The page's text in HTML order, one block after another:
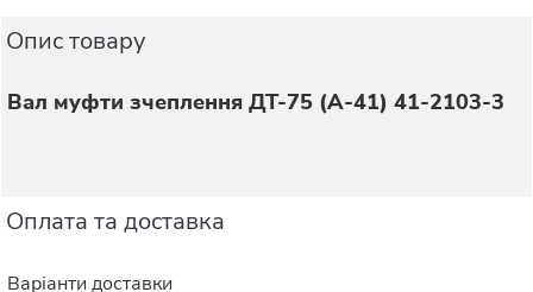
Опис товару
Вал муфти зчеплення ДТ-75 (А-41) 41-2103-3
Оплата та доставка
Варіанти доставки